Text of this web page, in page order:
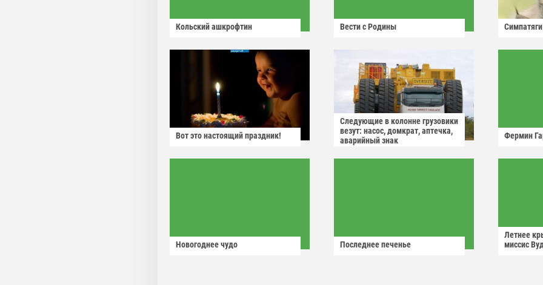
Кольский ашкрофтин Вести с Родины Симпатяги
Вот это настоящий праздник!
Следующие в колонне грузовики
везут: насос, домкрат, аптечка,
аварийный знак
Фермин
Новогоднее чудо Последнее печенье
Летнее
миссис